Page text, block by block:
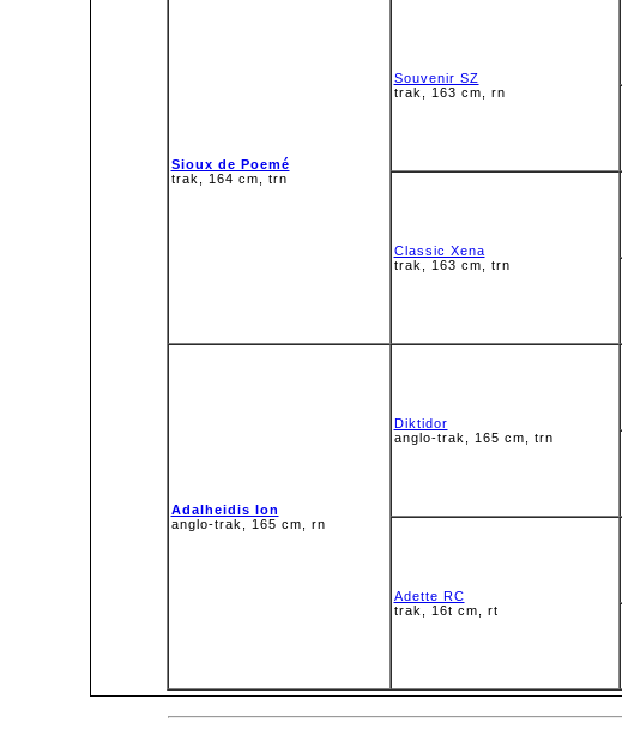
Sioux de Poemé
trak, 164 cm, trn
Souvenir SZ
trak, 163 cm, rn
Classic Xena
trak, 163 cm, trn
Adalheidis Ion
anglo-trak, 165 cm, rn
Diktidor
anglo-trak, 165 cm, trn
Adette RC
trak, 16t cm, rt